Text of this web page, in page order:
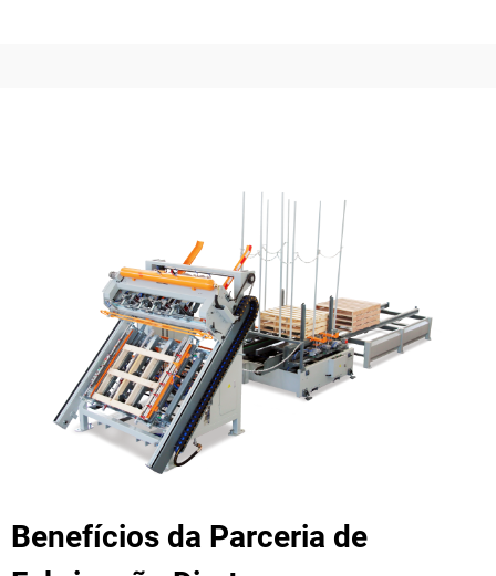
Benefícios da Parceria de